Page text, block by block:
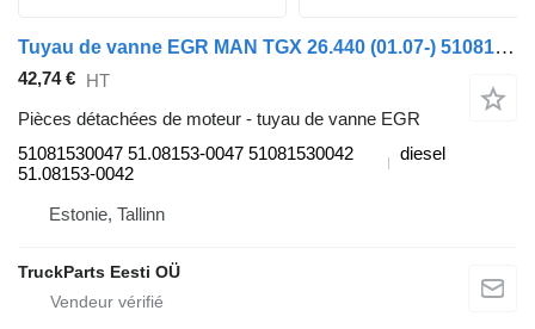
Tuyau de vanne EGR MAN TGX 26.440 (01.07-) 51081530047 pour tracteur routier MAN TGL, TGM, TGS, TGX (2005-2021)
42,74 € HT
Pièces détachées de moteur - tuyau de vanne EGR
51081530047 51.08153-0047 51081530042
51.08153-0042
diesel
Estonie, Tallinn
TruckParts Eesti OÜ